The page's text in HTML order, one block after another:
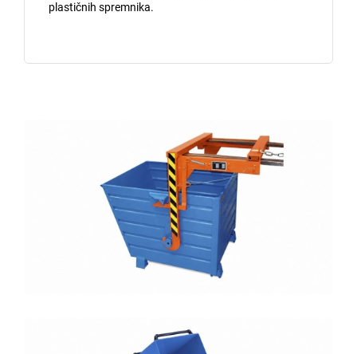
plastičnih spremnika.